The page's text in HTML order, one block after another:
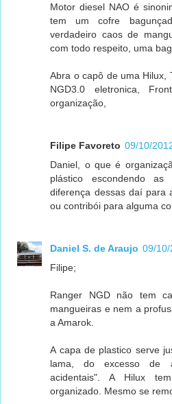
Motor diesel NAO é
tem um cofre
verdadeiro caos de
com todo respeito, uma
Abra o capô de uma Hilux,
NGD3.0 eletronica,
organização,
Filipe Favoreto 09/10/
Daniel, o que é
plástico escondendo
diferença dessas daí para
ou contribói para alguma
Daniel S. de Araujo 09/10/
Filipe;
Ranger NGD não tem
mangueiras e nem a
a Amarok.
A capa de plastico serve
lama, do excesso de
acidentais". A Hilux
organizado. Mesmo se